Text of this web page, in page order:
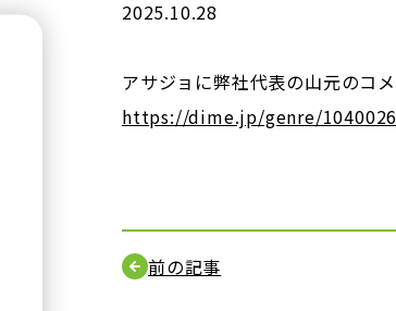
2025.10.28
アサジョに弊社代表の山元のコ
https://dime.jp/genre/
前の記事